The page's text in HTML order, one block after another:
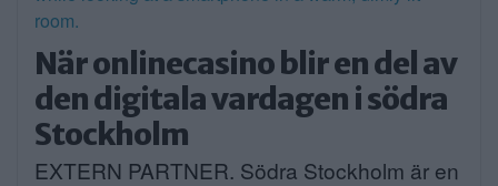
När onlinecasino blir en del av
den digitala vardagen i södra
Stockholm
EXTERN PARTNER. Södra Stockholm är en